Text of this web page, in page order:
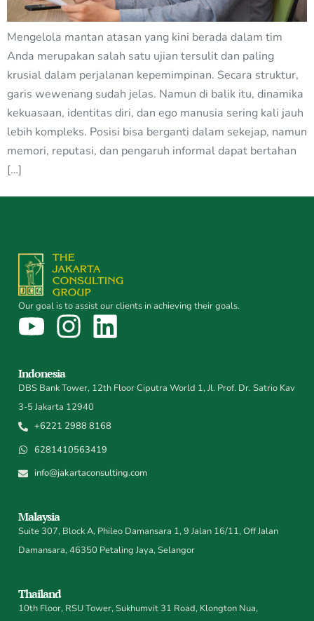
Mengelola mantan atasan yang kini berada dalam tim
Anda merupakan salah satu ujian tersulit dan paling
krusial dalam perjalanan kepemimpinan. Secara struktur,
garis wewenang sudah jelas. Namun di balik itu, dinamika
kekuasaan, identitas diri, dan ego manusia sering kali jauh
lebih kompleks. Posisi bisa berganti dalam sekejap, namun
memori, reputasi, dan pengaruh informal dapat bertahan
[…]
Our goal is to assist our clients in achieving their goals.
Indonesia
DBS Bank Tower, 12th Floor Ciputra World 1, Jl. Prof. Dr. Satrio Kav
3-5 Jakarta 12940
+6221 2988 8168
6281410563419
info@jakartaconsulting.com
Malaysia
Suite 307, Block A, Phileo Damansara 1, 9 Jalan 16/11, Off Jalan
Damansara, 46350 Petaling Jaya, Selangor
Thailand
10th Floor, RSU Tower, Sukhumvit 31 Road, Klongton Nua,